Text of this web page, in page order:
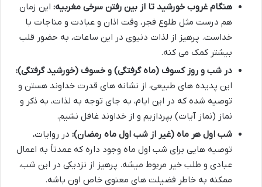
هنگام غروب خورشید تا از بین رفتن سرخی مغربیه: این زمان
هم درست مثل طلوع فجر، وقت اذان و عبادت و مناجات با
خداست. پرهیز از لذات دنیوی در این ساعات، به حضور قلب
بیشتر کمک می کنه.
در شب و روز کسوف (ماه گرفتگی) و خسوف (خورشید گرفتگی):
این پدیده های طبیعی، از نشانه های قدرت خداوند هستن و
توصیه شده که در این ایام، به جای توجه به لذات، به ذکر و
نماز (نماز آیات) بپردازیم و از خداوند غافل نشیم.
شب اول هر ماه (غیر از شب اول ماه رمضان): در روایات،
توصیه هایی برای شب اول ماه وجود داره که عمدتاً به اعمال
عبادی و طلب خیر مربوط میشه. پرهیز از نزدیکی در این شب،
ممکنه به خاطر فضیلت های معنوی خاص اون باشه.